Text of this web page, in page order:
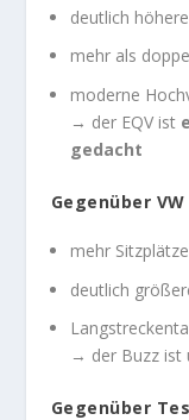
deutlich
mehr als
moderne
→ der EQV ist
gedacht
Gegenüber VW
mehr Sitzplätze
deutlich
→ der Buzz ist
Gegenüber